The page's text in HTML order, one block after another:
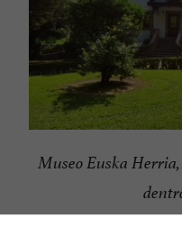
Museo Euska